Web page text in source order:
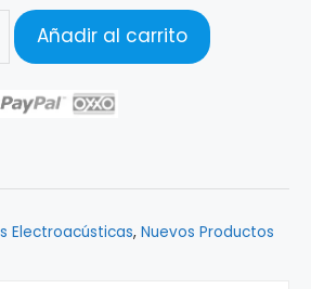
Guitarra
000-
Sunset
Añadir al carrito
Electroacústicas, Nuevos Productos